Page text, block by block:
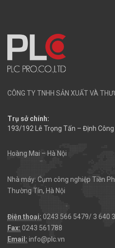
CÔNG TY TNHH SẢN XUẤT VÀ
Trụ sở chính:
193/192 Lê Trọng Tấn – Định Công
Hoàng Mai – Hà Nội
Nhà máy: Cụm công nghiệp Tiền
Thường Tín, Hà Nội
Điện thoại: 0243 566 5479/ 3 640
Fax: 0243 561788
Email: info@plc.vn